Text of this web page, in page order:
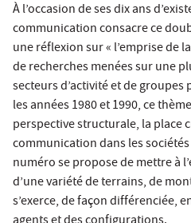
À l’occasion de ses dix ans
communication consacre ce
une réflexion sur « l’emprise de
de recherches menées sur une
secteurs d’activité et de
les années 1980 et 1990, ce
perspective structurale, la place
communication dans les
numéro se propose de mettre à
d’une variété de terrains, de
s’exerce, de façon différenciée,